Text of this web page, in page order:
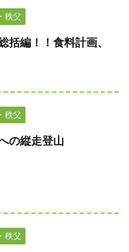
秩父
括編！！食料計画、
秩父
の縦走登山
秩父